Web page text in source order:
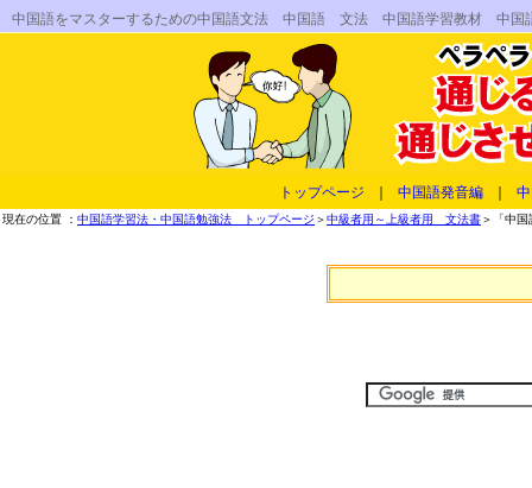
中国語をマスターするための中国語文法 中国語 文法 中国語学習教材 中
トップページ 中国語発音編
現在の位置 ： 中国語学習法・中国語勉強法 トップページ ＞中級者用～上級者用 文法書＞「中